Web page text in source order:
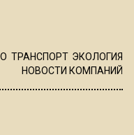
ТРАНСПОРТ ЭКОЛОГИЯ
НОВОСТИ КОМПАНИЙ